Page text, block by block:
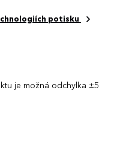
potisku
je možná odchylka ±5